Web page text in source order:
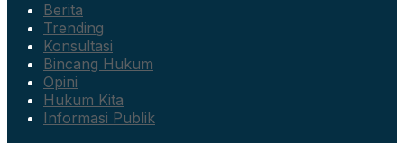
Berita
Trending
Konsultasi
Bincang Hukum
Opini
Hukum Kita
Informasi Publik